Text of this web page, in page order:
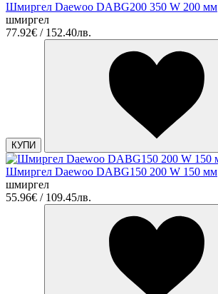
Шмиргел Daewoo DABG200 350 W 200 мм
шмиргел
77.92€ / 152.40лв.
КУПИ
Шмиргел Daewoo DABG150 200 W 150 мм
шмиргел
55.96€ / 109.45лв.